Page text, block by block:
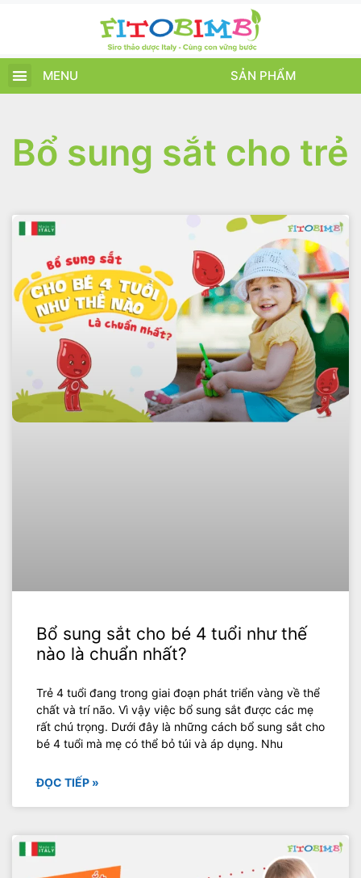
MENU SẢN PHẨM
Bổ sung sắt cho trẻ
Bổ sung sắt cho bé 4 tuổi như thế
nào là chuẩn nhất?
Trẻ 4 tuổi đang trong giai đoạn phát triển vàng về thể
chất và trí não. Vì vậy việc bổ sung sắt được các mẹ
rất chú trọng. Dưới đây là những cách bổ sung sắt cho
bé 4 tuổi mà mẹ có thể bỏ túi và áp dụng. Nhu
ĐỌC TIẾP »